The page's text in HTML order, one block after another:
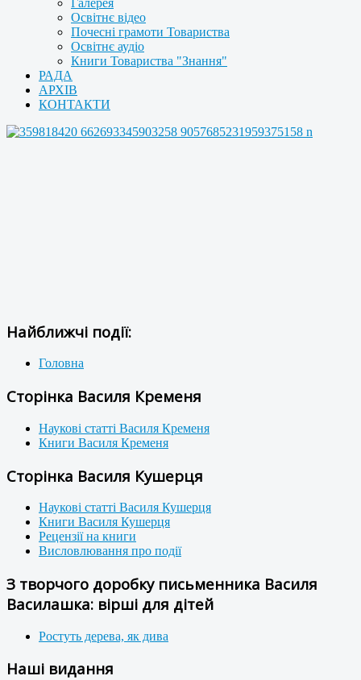
Галерея
Освітнє відео
Почесні грамоти Товариства
Освітнє аудіо
Книги Товариства "Знання"
РАДА
АРХІВ
КОНТАКТИ
Найближчі події:
Головна
Сторінка Василя Кременя
Наукові статті Василя Кременя
Книги Василя Кременя
Сторінка Василя Кушерця
Наукові статті Василя Кушерця
Книги Василя Кушерця
Рецензії на книги
Висловлювання про події
З творчого доробку письменника Василя
Василашка: вірші для дітей
Ростуть дерева, як дива
Наші видання